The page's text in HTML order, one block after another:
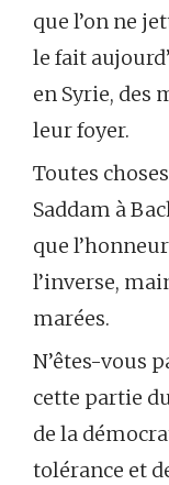
que l’on ne
le fait
en Syrie, des
leur foyer.
Toutes
Saddam à
que
l’inverse,
marées.
N’êtes-vous
cette partie
de la
tolérance et